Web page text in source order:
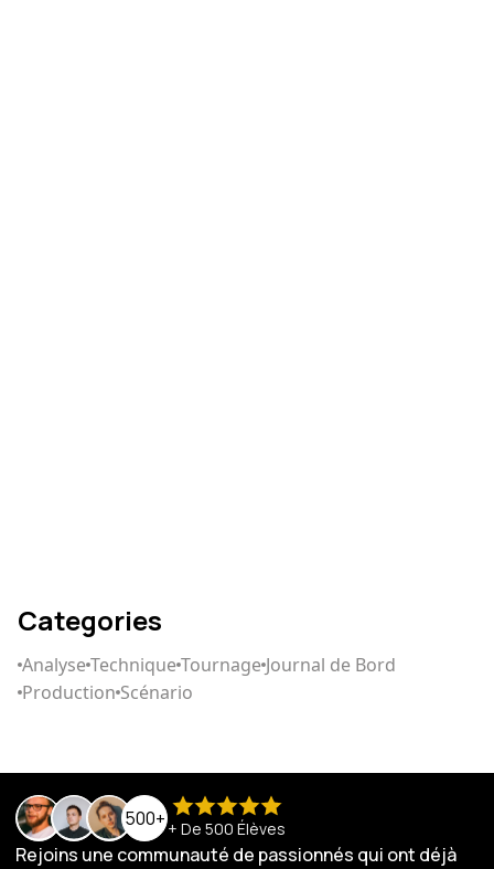
Categories
AnalyseTechniqueTournage Journal de Bord
Production Scénario
500+ + De 500 Élèves
Rejoins une communauté de passionnés qui ont déjà